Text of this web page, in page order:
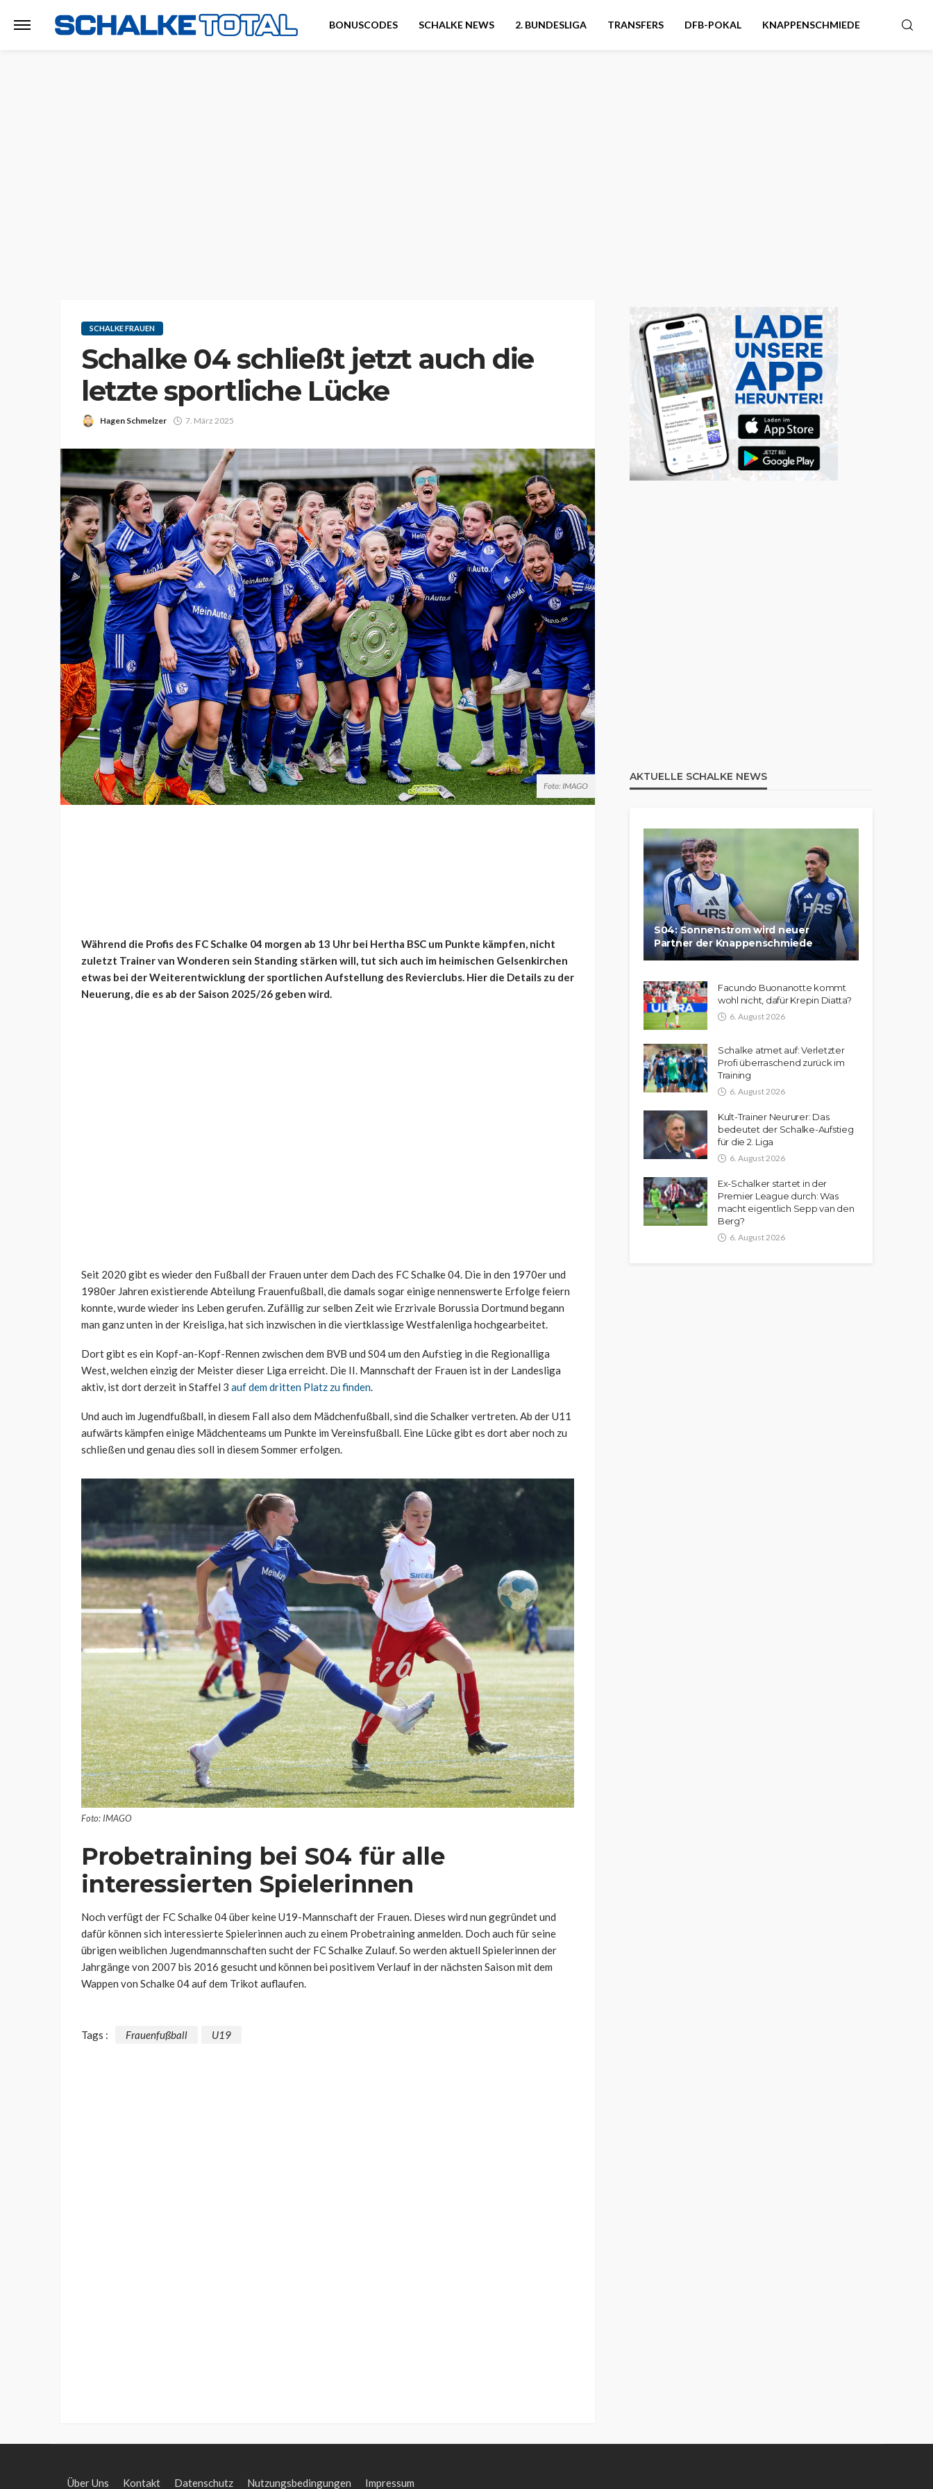
BONUSCODES SCHALKE NEWS 2. BUNDESLIGA TRANSFERS DFB-POKAL KNAPPENSCHMIEDE
SCHALKE FRAUEN
Schalke 04 schließt jetzt auch die
letzte sportliche Lücke
Hagen Schmelzer 7. März 2025
Foto: IMAGO
Während die Profis des FC Schalke 04 morgen ab 13 Uhr bei Hertha BSC um Punkte kämpfen, nicht
zuletzt Trainer van Wonderen sein Standing stärken will, tut sich auch im heimischen Gelsenkirchen
etwas bei der Weiterentwicklung der sportlichen Aufstellung des Revierclubs. Hier die Details zu der
Neuerung, die es ab der Saison 2025/26 geben wird.
Seit 2020 gibt es wieder den Fußball der Frauen unter dem Dach des FC Schalke 04. Die in den 1970er und
1980er Jahren existierende Abteilung Frauenfußball, die damals sogar einige nennenswerte Erfolge feiern
konnte, wurde wieder ins Leben gerufen. Zufällig zur selben Zeit wie Erzrivale Borussia Dortmund begann
man ganz unten in der Kreisliga, hat sich inzwischen in die viertklassige Westfalenliga hochgearbeitet.
Dort gibt es ein Kopf-an-Kopf-Rennen zwischen dem BVB und S04 um den Aufstieg in die Regionalliga
West, welchen einzig der Meister dieser Liga erreicht. Die II. Mannschaft der Frauen ist in der Landesliga
aktiv, ist dort derzeit in Staffel 3 auf dem dritten Platz zu finden.
Und auch im Jugendfußball, in diesem Fall also dem Mädchenfußball, sind die Schalker vertreten. Ab der U11
aufwärts kämpfen einige Mädchenteams um Punkte im Vereinsfußball. Eine Lücke gibt es dort aber noch zu
schließen und genau dies soll in diesem Sommer erfolgen.
Foto: IMAGO
Probetraining bei S04 für alle
interessierten Spielerinnen
Noch verfügt der FC Schalke 04 über keine U19-Mannschaft der Frauen. Dieses wird nun gegründet und
dafür können sich interessierte Spielerinnen auch zu einem Probetraining anmelden. Doch auch für seine
übrigen weiblichen Jugendmannschaften sucht der FC Schalke Zulauf. So werden aktuell Spielerinnen der
Jahrgänge von 2007 bis 2016 gesucht und können bei positivem Verlauf in der nächsten Saison mit dem
Wappen von Schalke 04 auf dem Trikot auflaufen.
Tags : Frauenfußball U19
AKTUELLE SCHALKE NEWS
S04: Sonnenstrom wird neuer
Partner der Knappenschmiede
Facundo Buonanotte kommt
wohl nicht, dafür Krepin Diatta?
6. August 2026
Schalke atmet auf: Verletzter
Profi überraschend zurück im
Training
6. August 2026
Kult-Trainer Neururer: Das
bedeutet der Schalke-Aufstieg
für die 2. Liga
6. August 2026
Ex-Schalker startet in der
Premier League durch: Was
macht eigentlich Sepp van den
Berg?
6. August 2026
Über Uns Kontakt Datenschutz Nutzungsbedingungen Impressum